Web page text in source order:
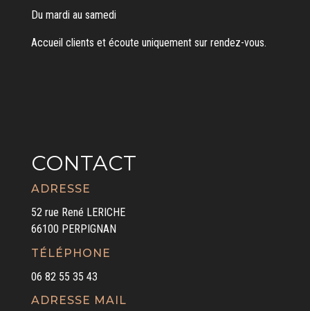
Du mardi au samedi
Accueil clients et écoute uniquement sur rendez-vous.
CONTACT
ADRESSE
52 rue René LERICHE
66100 PERPIGNAN
TÉLÉPHONE
06 82 55 35 43
ADRESSE MAIL